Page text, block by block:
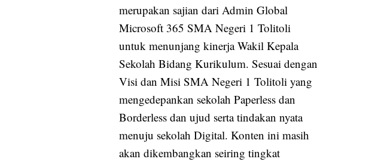
merupakan sajian dari Admin Global
Microsoft 365 SMA Negeri 1 Tolitoli
untuk menunjang kinerja Wakil Kepala
Sekolah Bidang Kurikulum. Sesuai dengan
Visi dan Misi SMA Negeri 1 Tolitoli yang
mengedepankan sekolah Paperless dan
Borderless dan ujud serta tindakan nyata
menuju sekolah Digital. Konten ini masih
akan dikembangkan seiring tingkat